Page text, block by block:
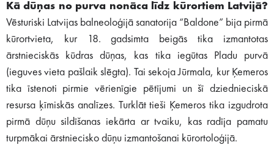
Kā dūņas no purva nonāca līdz kūrortiem Latvijā?
Vēsturiski Latvijas balneoloģijā sanatorija “Baldone” bija pirmā
kūrortvieta, kur 18. gadsimta beigās tika izmantotas
ārstnieciskās kūdras dūņas, kas tika iegūtas Pladu purvā
(ieguves vieta pašlaik slēgta). Tai sekoja Jūrmala, kur Ķemeros
tika īstenoti pirmie vērienīgie pētījumi un šī dziednieciskā
resursa ķīmiskās analīzes. Turklāt tieši Ķemeros tika izgudrota
pirmā dūņu sildīšanas iekārta ar tvaiku, kas radīja pamatu
turpmākai ārstniecisko dūņu izmantošanai kūrortoloģijā.